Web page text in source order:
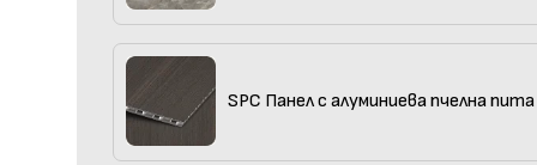
SPC Панел с алуминиева пчелна пита